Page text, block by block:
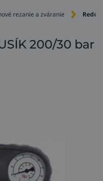
rezanie a zváranie
200/30 bar